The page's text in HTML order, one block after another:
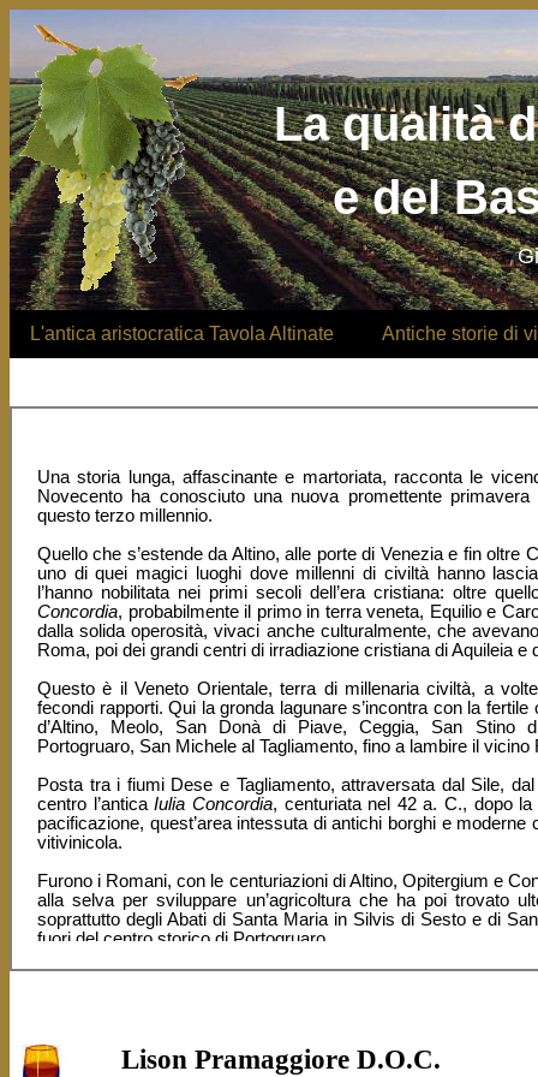
La qualità
e del
L'antica aristocratica Tavola Altinate Antiche storie di
Una storia lunga, affascinante e martoriata, racconta le
Novecento ha conosciuto una nuova promettente
questo terzo millennio.
Quello che s’estende da Altino, alle porte di Venezia e fin oltre
uno di quei magici luoghi dove millenni di civiltà hanno
l’hanno nobilitata nei primi secoli dell’era cristiana: oltre
Concordia, probabilmente il primo in terra veneta, Equilio e
dalla solida operosità, vivaci anche culturalmente, che
Roma, poi dei grandi centri di irradiazione cristiana di Aquileia e
Questo è il Veneto Orientale, terra di millenaria civiltà, a
fecondi rapporti. Qui la gronda lagunare s’incontra con la
d’Altino, Meolo, San Donà di Piave, Ceggia, San Stino
Portogruaro, San Michele al Tagliamento, fino a lambire il vicino
Posta tra i fiumi Dese e Tagliamento, attraversata dal Sile,
centro l’anticaIulia Concordia, centuriata nel 42 a. C., dopo
pacificazione, quest’area intessuta di antichi borghi e
vitivinicola.
Furono i Romani, con le centuriazioni di Altino, Opitergium e
alla selva per sviluppare un’agricoltura che ha poi trovato
soprattutto degli Abati di Santa Maria in Silvis di Sesto e di
fuori del centro storico di Portogruaro.
Da queste parti sono passati tutti, ma proprio tutti quelli che,
eserciti che negli ultimi mille anni hanno varcato le Alpi, il
Lison Pramaggiore D.O.C.